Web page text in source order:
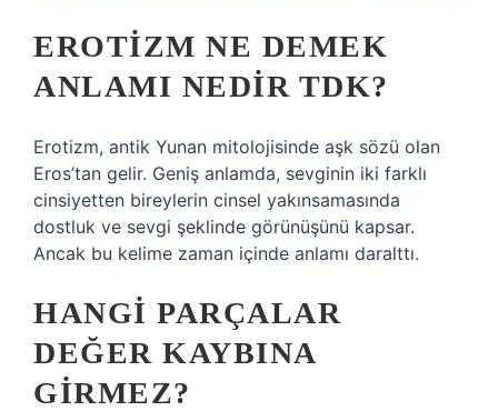
EROTIZM NE DEMEK
ANLAMI NEDIR TDK?
Erotizm, antik Yunan mitolojisinde aşk sözü olan
Eros’tan gelir. Geniş anlamda, sevginin iki farklı
cinsiyetten bireylerin cinsel yakınsamasında
dostluk ve sevgi şeklinde görünüşünü kapsar.
Ancak bu kelime zaman içinde anlamı daralttı.
HANGI PARÇALAR
DEĞER KAYBINA
GIRMEZ?